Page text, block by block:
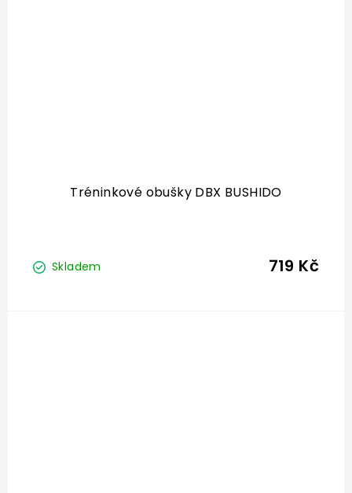
Tréninkové obušky DBX BUSHIDO
Skladem 719 Kč